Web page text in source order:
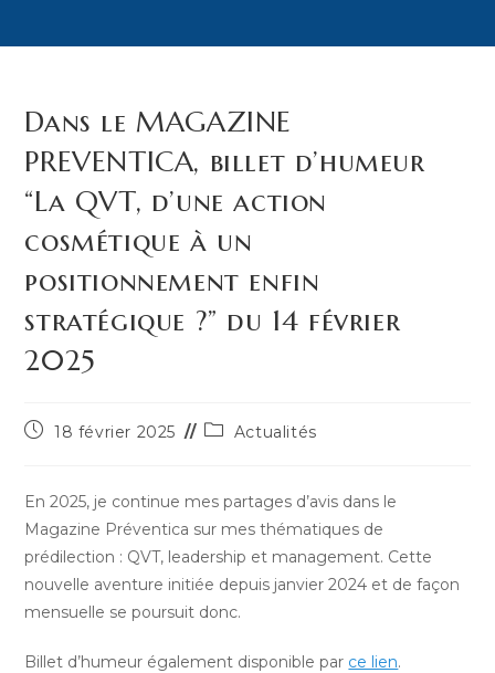
Dans le MAGAZINE
PREVENTICA, billet d’humeur
“La QVT, d’une action
cosmétique à un
positionnement enfin
stratégique ?” du 14 février
2025
Publication
18 février 2025
PostActualités
En 2025, je continue mes partages d’avis dans le
Magazine Préventica sur mes thématiques de
prédilection : QVT, leadership et management. Cette
nouvelle aventure initiée depuis janvier 2024 et de façon
mensuelle se poursuit donc.
Billet d’humeur également disponible par ce lien.